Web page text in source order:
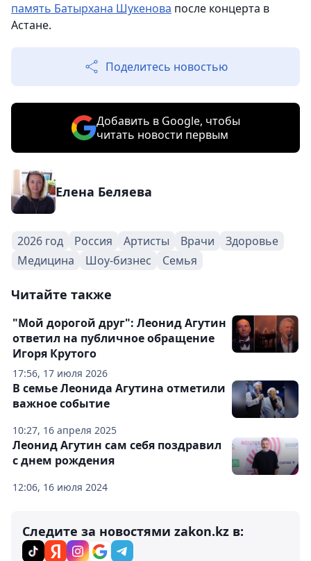
память Батырхана Шукенова после концерта в
Астане.
Поделитесь новостью
Добавить в Google, чтобы
читать новости первым
Елена Беляева
2026 год Россия Артисты Врачи
Здоровье
Медицина
Шоу-бизнес Семья
Читайте также
17:56, 17 июля 2026
"Мой дорогой друг": Леонид Агутин
ответил на публичное обращение
Игоря Крутого
10:27, 16 апреля 2025
В семье Леонида Агутина отметили
важное событие
12:06, 16 июля 2024
Леонид Агутин сам себя поздравил
с днем рождения
Следите за новостями zakon.kz в: